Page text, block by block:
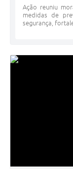
Ação reuniu
medidas de
segurança,